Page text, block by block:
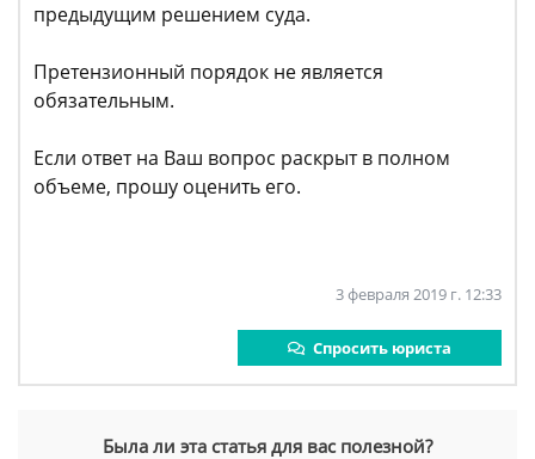
предыдущим решением суда.
Претензионный порядок не является
обязательным.
Если ответ на Ваш вопрос раскрыт в полном
объеме, прошу оценить его.
3 февраля 2019 г. 12:33
Спросить юриста
Была ли эта статья для вас полезной?